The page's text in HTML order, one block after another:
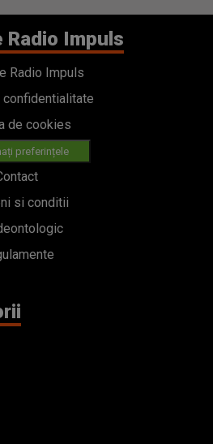
Radio Impuls
Radio Impuls
de cookies
preferințele
si conditii